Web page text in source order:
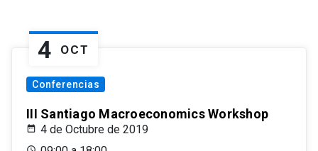
4 OCT
Conferencias
III Santiago Macroeconomics Workshop
4 de Octubre de 2019